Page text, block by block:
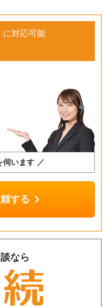
に対応可能
伺います ／
する chevron_right
なら